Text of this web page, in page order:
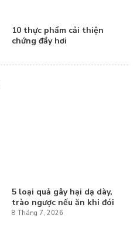
10 thực phẩm cải thiện
chứng đầy hơi
5 loại quả gây hại dạ dày,
trào ngược nếu ăn khi đói
8 Tháng 7, 2026